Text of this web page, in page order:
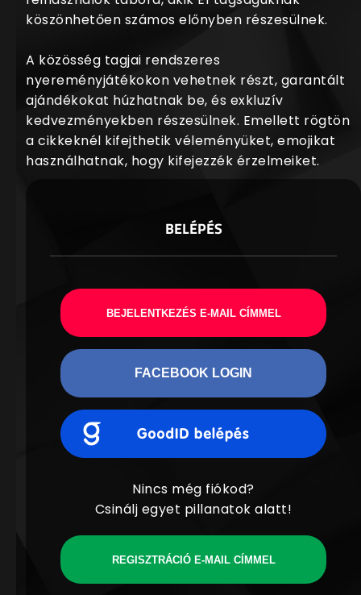
köszönhetően számos előnyben részesülnek.
A közösség tagjai rendszeres
nyereményjátékokon vehetnek részt, garantált
ajándékokat húzhatnak be, és exkluzív
kedvezményekben részesülnek. Emellett rögtön
a cikkeknél kifejthetik véleményüket, emojikat
használhatnak, hogy kifejezzék érzelmeiket.
BELÉPÉS
BEJELENTKEZÉS E-MAIL CÍMMEL
FACEBOOK LOGIN
Nincs még fiókod?
Csinálj egyet pillanatok alatt!
REGISZTRÁCIÓ E-MAIL CÍMMEL